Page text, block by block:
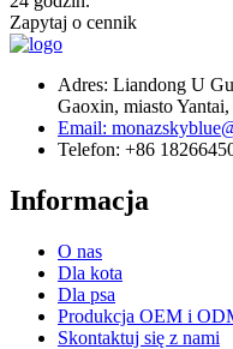
Zapytaj o cennik
Adres: Liandong U
Gaoxin, miasto
Email:
Telefon: +86
Informacja
O nas
Dla kota
Dla psa
Produkcja OEM i
Skontaktuj się z nami